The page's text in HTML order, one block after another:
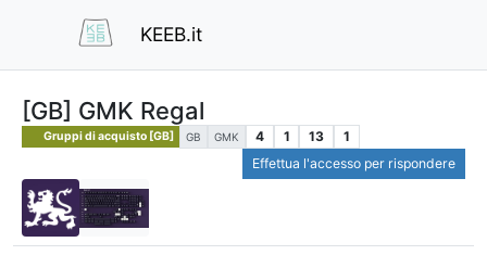
KEEB.it
[GB] GMK Regal
Gruppi di acquisto [GB] GB GMK 4 1 13
1
Effettua l'accesso per rispondere